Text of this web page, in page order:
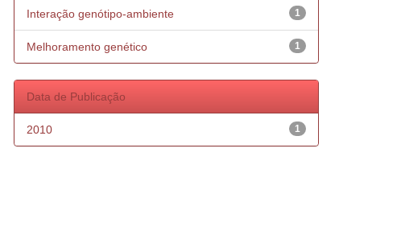
1
Interação genótipo-ambiente
1
Melhoramento genético
Data de Publicação
1
2010